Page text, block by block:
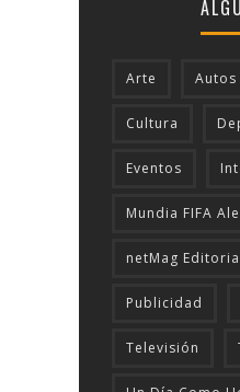
Arte Autos
Cultura
Eventos
Mundia FIFA
netMag
Publicidad
Televisión